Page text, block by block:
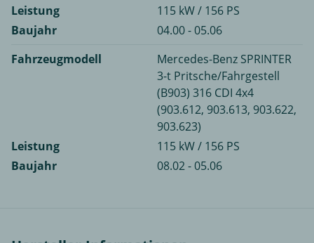
Leistung
115 kW / 156 PS
Baujahr
04.00 - 05.06
Fahrzeugmodell
Mercedes-Benz SPRINTER
3-t Pritsche/Fahrgestell
(B903) 316 CDI 4x4
(903.612, 903.613, 903.622,
903.623)
Leistung
115 kW / 156 PS
Baujahr
08.02 - 05.06